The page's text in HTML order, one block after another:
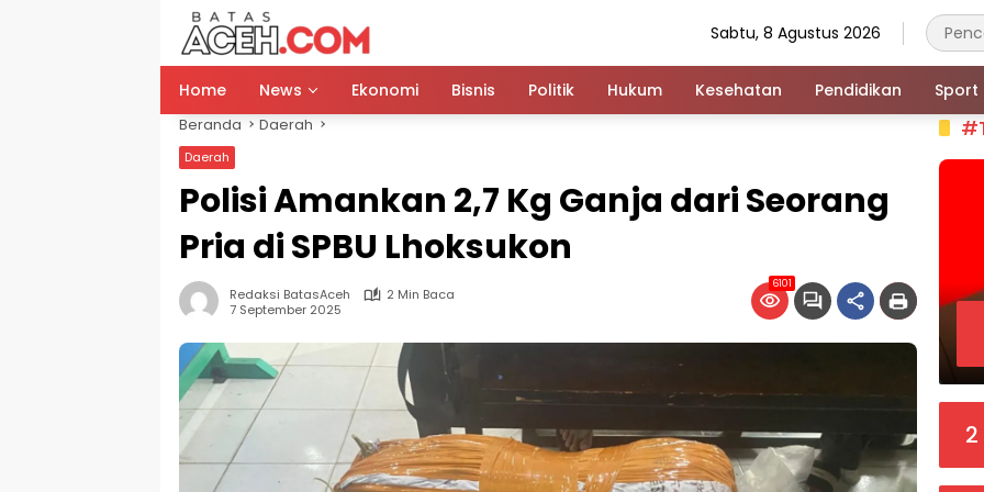
Sabtu, 8 Agustus 2026
Home News Ekonomi Bisnis Politik Hukum Kesehatan Pendidikan Sport
Beranda Daerah
Daerah
Polisi Amankan 2,7 Kg Ganja dari Seorang
Pria di SPBU Lhoksukon
Redaksi BatasAceh
2 Min Baca
7 September 2025
6101
2